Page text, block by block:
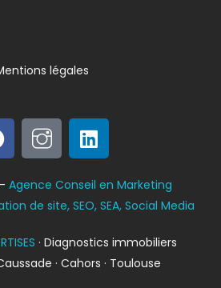
énergétique
· Diagnostics immobiliers
· Cahors · Toulouse
–Agence Conseil en Marketing
de site, SEO, SEA, Social Media
légales